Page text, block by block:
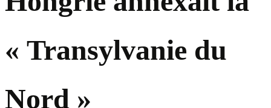
« Transylvanie du
Nord »